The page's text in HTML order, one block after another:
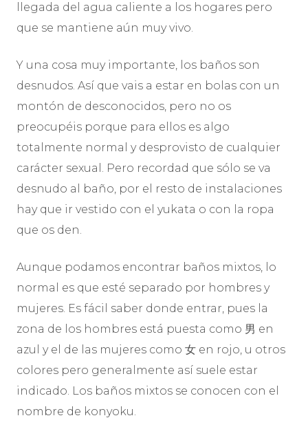
llegada del agua caliente a los hogares pero
que se mantiene aún muy vivo.
Y una cosa muy importante, los baños son
desnudos. Así que vais a estar en bolas con un
montón de desconocidos, pero no os
preocupéis porque para ellos es algo
totalmente normal y desprovisto de cualquier
carácter sexual. Pero recordad que sólo se va
desnudo al baño, por el resto de instalaciones
hay que ir vestido con el yukata o con la ropa
que os den.
Aunque podamos encontrar baños mixtos, lo
normal es que esté separado por hombres y
mujeres. Es fácil saber donde entrar, pues la
zona de los hombres está puesta como 男 en
azul y el de las mujeres como 女 en rojo, u otros
colores pero generalmente así suele estar
indicado. Los baños mixtos se conocen con el
nombre de konyoku.